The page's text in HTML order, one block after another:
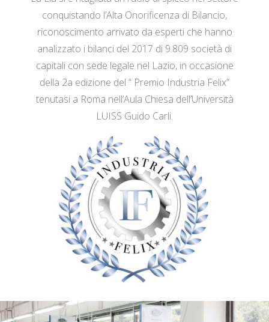
conquistando l’Alta Onorificenza di Bilancio,
riconoscimento arrivato da esperti che hanno
analizzato i bilanci del 2017 di 9.809 società di
capitali con sede legale nel Lazio, in occasione
della 2a edizione del “ Premio Industria Felix”
tenutasi a Roma nell’Aula Chiesa dell’Università
LUISS Guido Carli.